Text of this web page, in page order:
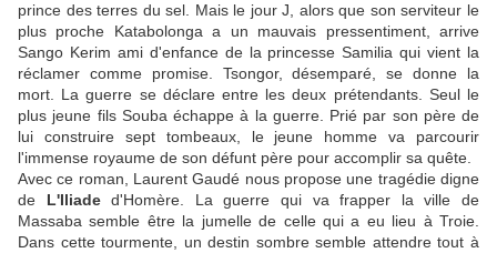
prince des terres du sel. Mais le jour J, alors que son serviteur le
plus proche Katabolonga a un mauvais pressentiment, arrive
Sango Kerim ami d'enfance de la princesse Samilia qui vient la
réclamer comme promise. Tsongor, désemparé, se donne la
mort. La guerre se déclare entre les deux prétendants. Seul le
plus jeune fils Souba échappe à la guerre. Prié par son père de
lui construire sept tombeaux, le jeune homme va parcourir
l'immense royaume de son défunt père pour accomplir sa quête.
Avec ce roman, Laurent Gaudé nous propose une tragédie digne
de L'Iliaded'Homère. La guerre qui va frapper la ville de
Massaba semble être la jumelle de celle qui a eu lieu à Troie.
Dans cette tourmente, un destin sombre semble attendre tout à